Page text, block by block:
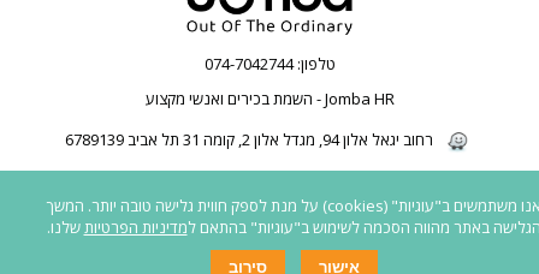
טלפון:074-7042744
Jomba HR - השמת בכירים ואנשי מקצוע
רחוב יגאל אלון 94, מגדל אלון 2, קומה 31 תל אביב 6789139
2026 © כל הזכויות שמורות ל-Jomba HR | חברת השמה | השמת בכירים | השמת
פיננסים | |כל המשרות באתר פונות לגברים ונשים כאחד|נגישות לאנשים עם
תנאי שימוש ומדיניות פרטיות
אנו משתמשים ב"עוגיות" (cookies) על מנת לספק חווית גלישה טובה יותר. המשך
באתר מהווה הסכמה לשימוש ב"עוגיות" בהתאם למדיניות הפרטיותשלנו.
אישור סירוב